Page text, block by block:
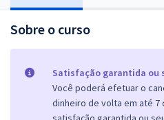
Sobre o curso
Satisfação garantida ou
Você poderá efetuar o
dinheiro de volta em até 7